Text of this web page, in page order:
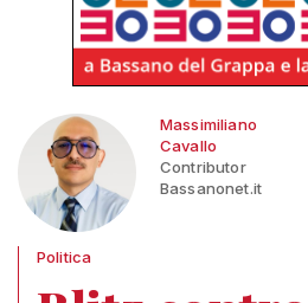
Massimiliano
Cavallo
Contributor
Bassanonet.it
Politica